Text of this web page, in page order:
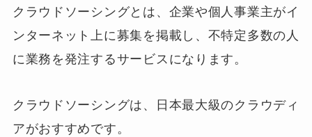
クラウドソーシングとは、企業や個人事業主がイ
ンターネット上に募集を掲載し、不特定多数の人
に業務を発注するサービスになります。
クラウドソーシングは、日本最大級のクラウディ
アがおすすめです。